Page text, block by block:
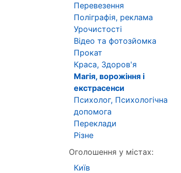
Перевезення
Поліграфія, реклама
Урочистості
Відео та фотозйомка
Прокат
Краса, Здоров'я
Магія, ворожіння і
екстрасенси
Психолог, Психологічна
допомога
Переклади
Різне
Оголошення у містах:
Київ